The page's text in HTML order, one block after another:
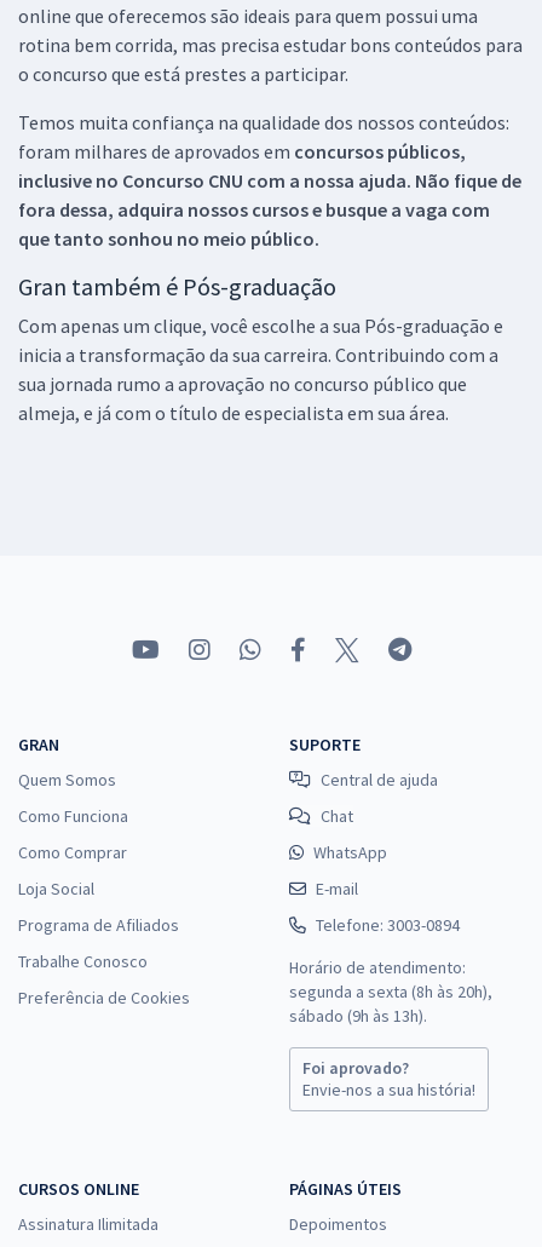
online que oferecemos são ideais para quem possui uma
rotina bem corrida, mas precisa estudar bons conteúdos para
o concurso que está prestes a participar.
Temos muita confiança na qualidade dos nossos conteúdos:
foram milhares de aprovados em concursos públicos,
inclusive no Concurso CNU com a nossa ajuda. Não fique de
fora dessa, adquira nossos cursos e busque a vaga com
que tanto sonhou no meio público.
Gran também é Pós-graduação
Com apenas um clique, você escolhe a sua Pós-graduação e
inicia a transformação da sua carreira. Contribuindo com a
sua jornada rumo a aprovação no concurso público que
almeja, e já com o título de especialista em sua área.
GRAN
Quem Somos
Como Funciona
Como Comprar
Loja Social
Programa de Afiliados
Trabalhe Conosco
Preferência de Cookies
SUPORTE
Central de ajuda
Chat
WhatsApp
E-mail
Telefone: 3003-0894
Horário de atendimento:
segunda a sexta (8h às 20h),
sábado (9h às 13h).
Foi aprovado?
Envie-nos a sua história!
CURSOS ONLINE
Assinatura Ilimitada
PÁGINAS ÚTEIS
Depoimentos